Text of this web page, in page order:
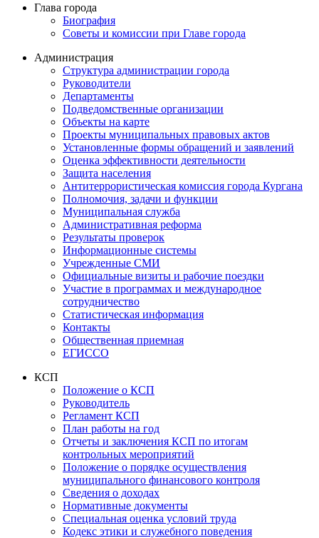
Глава города
Биография
Советы и комиссии при Главе города
Администрация
Структура администрации города
Руководители
Департаменты
Подведомственные организации
Объекты на карте
Проекты муниципальных правовых актов
Установленные формы обращений и заявлений
Оценка эффективности деятельности
Защита населения
Антитеррористическая комиссия города Кургана
Полномочия, задачи и функции
Муниципальная служба
Административная реформа
Результаты проверок
Информационные системы
Учрежденные СМИ
Официальные визиты и рабочие поездки
Участие в программах и международное
сотрудничество
Статистическая информация
Контакты
Общественная приемная
ЕГИССО
КСП
Положение о КСП
Руководитель
Регламент КСП
План работы на год
Отчеты и заключения КСП по итогам
контрольных мероприятий
Положение о порядке осуществления
муниципального финансового контроля
Сведения о доходах
Нормативные документы
Специальная оценка условий труда
Кодекс этики и служебного поведения